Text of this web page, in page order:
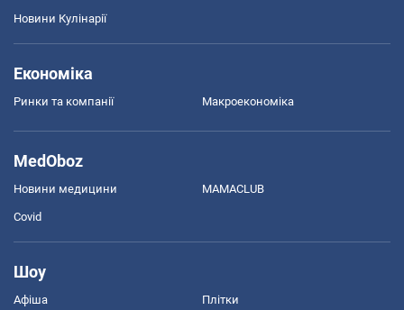
Новини Кулінарії
Економіка
Ринки та компанії Макроекономіка
MedOboz
Новини медицини MAMACLUB
Covid
Шоу
Афіша Плітки